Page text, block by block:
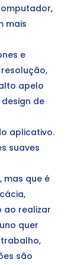
mais
e
apelo
de
aplicativo.
suaves
que é
ao realizar
quer
são